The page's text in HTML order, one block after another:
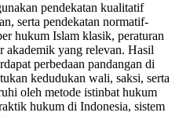
pendekatan kualitatif
serta pendekatan normatif-
hukum Islam klasik, peraturan
akademik yang relevan. Hasil
perbedaan pandangan di
kedudukan wali, saksi, serta
oleh metode istinbat hukum
hukum di Indonesia, sistem